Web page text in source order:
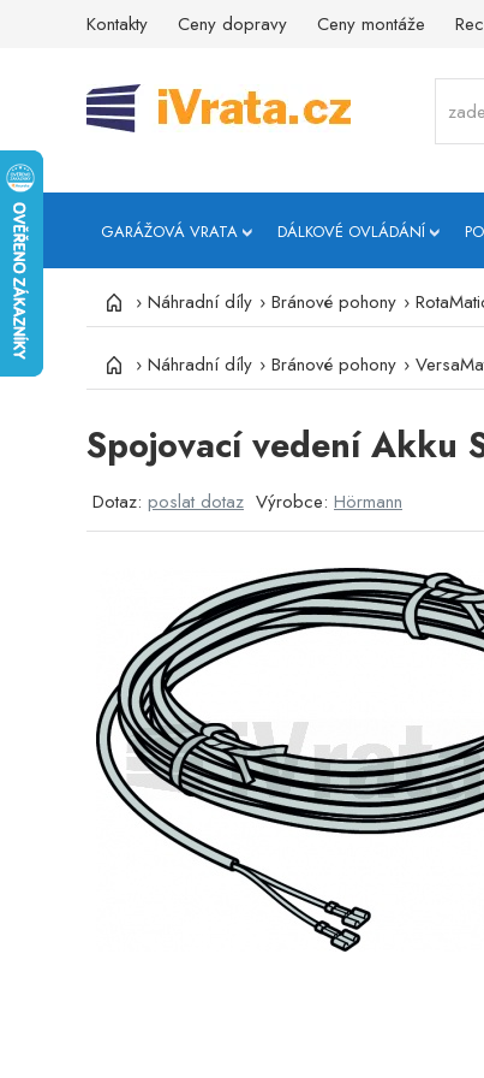
Kontakty Ceny dopravy Ceny montáže
GARÁŽOVÁ VRATA DÁLKOVÉ OVLÁDÁNÍ
› Náhradní díly › Bránové pohony ›
› Náhradní díly › Bránové pohony ›
Spojovací vedení Akku
Dotaz: poslat dotaz Výrobce: Hörmann